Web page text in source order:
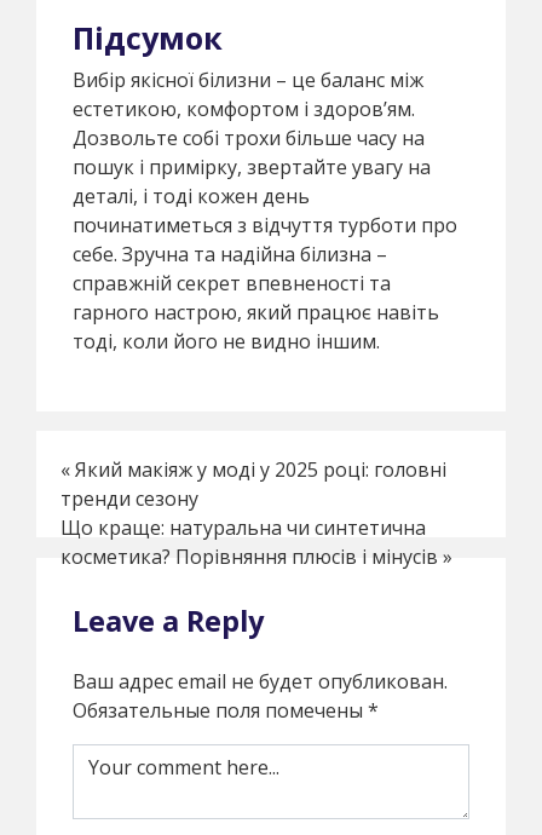
Підсумок
Вибір якісної білизни – це баланс між
естетикою, комфортом і здоров’ям.
Дозвольте собі трохи більше часу на
пошук і примірку, звертайте увагу на
деталі, і тоді кожен день
починатиметься з відчуття турботи про
себе. Зручна та надійна білизна –
справжній секрет впевненості та
гарного настрою, який працює навіть
тоді, коли його не видно іншим.
«Який макіяж у моді у 2025 році: головні
тренди сезону
Що краще: натуральна чи синтетична
косметика? Порівняння плюсів і мінусів »
Leave a Reply
Ваш адрес email не будет опубликован.
Обязательные поля помечены *